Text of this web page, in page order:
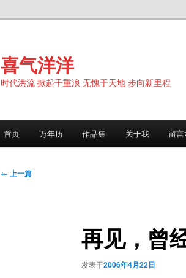
喜气洋洋
时代洪流 掀起千重浪 无愧于天地 步向新里程
首页 万年历 作品集 关于我 留
文
← 上一篇
再见，曾
发表于2006年4月22日